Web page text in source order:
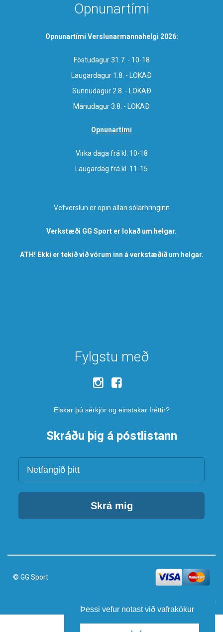
Þessi vefur notast við vafrakökur
Opnunartími
Opnunartími Verslunarmannahelgi 2026:
Föstudagur 31.7. - 10-18
Laugardagur 1.8. - LOKAÐ
Sunnudagur 2.8. - LOKAÐ
Mánudagur 3.8. - LOKAÐ
Opnunartími
Virka daga frá kl. 10-18
Laugardag frá kl. 11-15
Vefverslun er opin allan sólarhringinn
Verkstæði GG Sport er lokað um helgar.
ATH! Ekki er tekið við vörum inn á verkstæðið um helgar.
Fylgstu með
Elskar þú sérkjör og einstakar fréttir?
Skráðu þig á póstlistann
Netfang
Skrá mig
© GG Sport
Keyrir á vefumsjónarkerfi Smartmedia